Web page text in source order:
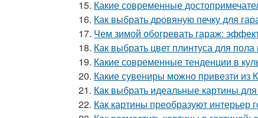
15. Какие современные
16. Как выбрать дровяную печку для
17. Чем зимой обогревать гараж:
18. Как выбрать цвет плинтуса для
19. Какие современные тенденции в
20. Какие сувениры можно привезти из
21. Как выбрать идеальные картины
22. Как картины преобразуют